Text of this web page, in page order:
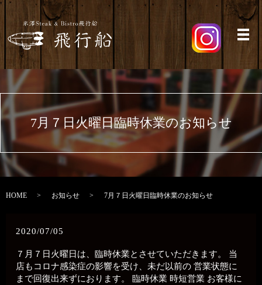
メ
7月７日火曜日臨時休業のお知らせ
HOME お知らせ 7月７日火曜日臨時休業のお知らせ
2020/07/05
７月７日火曜日は、臨時休業とさせていただきます。 当
店もコロナ感染症の影響を受け、未だ以前の 営業状態に
まで回復出来ずにおります。 臨時休業 時短営業 お客様に